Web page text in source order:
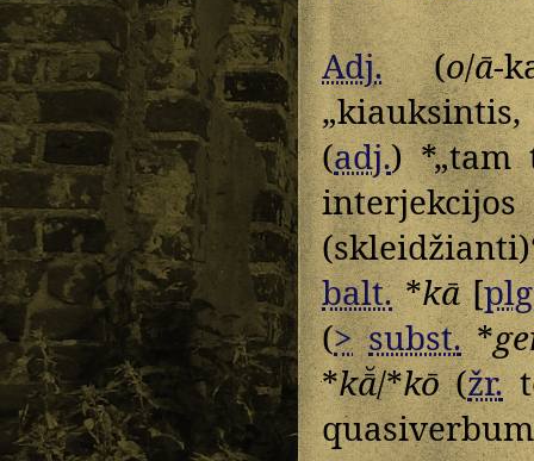
Adj.(o/ā-
(adj.) *„tam
balt.*kā[
(> subst.*
*kā̆/*kō(žr.